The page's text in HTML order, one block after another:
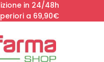
in 24/48h
a 69,90€